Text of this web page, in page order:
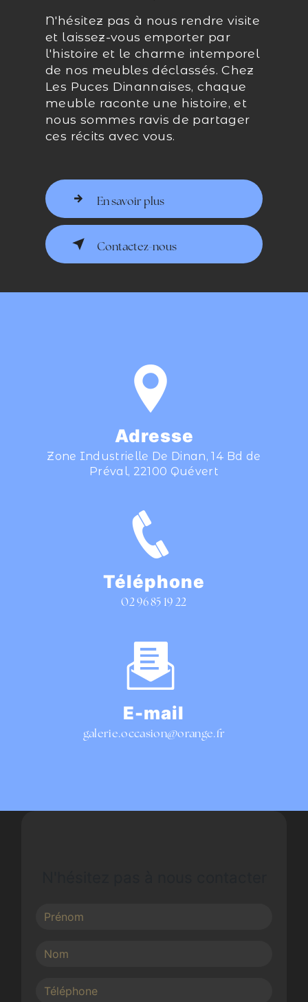
N'hésitez pas à nous rendre visite
et laissez-vous emporter par
l'histoire et le charme intemporel
de nos meubles déclassés. Chez
Les Puces Dinannaises, chaque
meuble raconte une histoire, et
nous sommes ravis de partager
ces récits avec vous.
En savoir plus
Contactez-nous
Adresse
Zone Industrielle De Dinan, 14 Bd de
Préval, 22100 Quévert
Téléphone
02 96 85 19 22
E-mail
galerie.occasion@orange.fr